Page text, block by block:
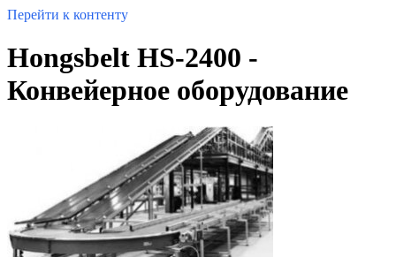
Перейти к контенту
Hongsbelt HS-2400 -
Конвейерное оборудование